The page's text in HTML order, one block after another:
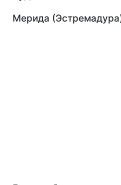
Мерида